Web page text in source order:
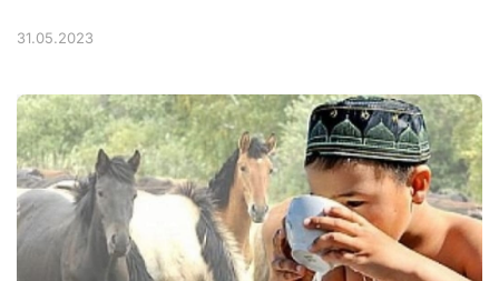
31.05.2023